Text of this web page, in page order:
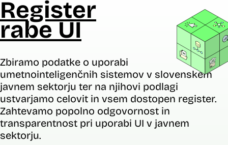
Register
rabe UI
Zbiramo podatke o uporabi
umetnointeligenčnih sistemov v slovenskem
javnem sektorju ter na njihovi podlagi
ustvarjamo celovit in vsem dostopen register.
Zahtevamo popolno odgovornost in
transparentnost pri uporabi UI v javnem
sektorju.